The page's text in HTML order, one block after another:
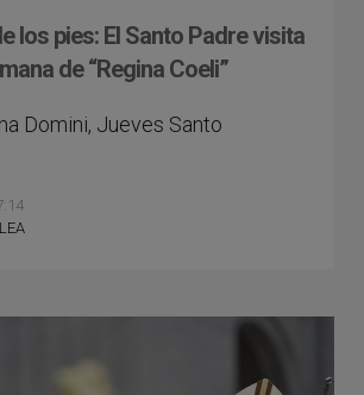
los pies: El Santo Padre visita
de “Regina Coeli”
Domini, Jueves Santo